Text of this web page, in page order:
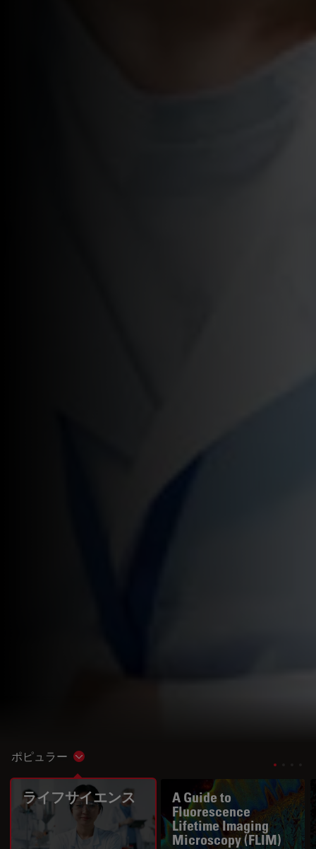
ポピュラー Show subnavigation
ライフサイエンス
A Guide to
Fluorescence
Lifetime Imaging
Microscopy (FLIM)